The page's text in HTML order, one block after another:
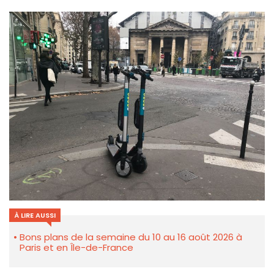
À LIRE AUSSI
Bons plans de la semaine du 10 au 16 août 2026 à
Paris et en Île-de-France